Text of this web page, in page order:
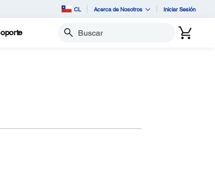
CL Acerca de Nosotros Iniciar Sesión
Buscar